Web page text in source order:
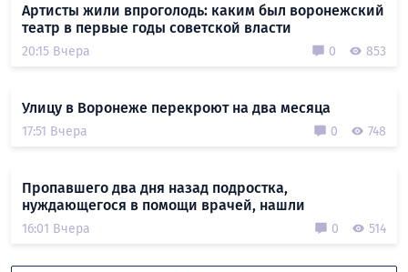
Артисты жили впроголодь: каким был воронежский
театр в первые годы советской власти
20:15 Вчера 0 853
Улицу в Воронеже перекроют на два месяца
17:51 Вчера 0 748
Пропавшего два дня назад подростка,
нуждающегося в помощи врачей, нашли
16:01 Вчера 0 514